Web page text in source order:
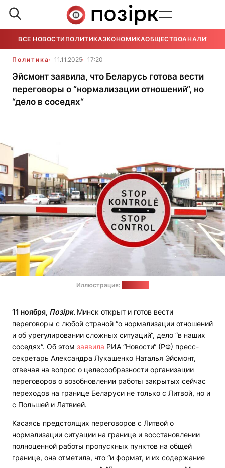
ВСЕ НОВОСТИ ПОЛИТИКАЭКОНОМИКАОБЩЕСТВОАНАЛИТИКА
Политика 11.11.2025 17:20
Эйсмонт заявила, что Беларусь готова вести
переговоры о “нормализации отношений“, но
“дело в соседях“
Иллюстрация:
11 ноября, Позірк. Минск открыт и готов вести
переговоры с любой страной “о нормализации отношений
и об урегулировании сложных ситуаций“, дело “в наших
соседях“. Об этом заявила РИА “Новости“ (РФ) пресс-
секретарь Александра Лукашенко Наталья Эйсмонт,
отвечая на вопрос о целесообразности организации
переговоров о возобновлении работы закрытых сейчас
переходов на границе Беларуси не только с Литвой, но и
с Польшей и Латвией.
Касаясь предстоящих переговоров с Литвой о
нормализации ситуации на границе и восстановлении
полноценной работы пропускных пунктов на общей
границе, она отметила, что “и формат, и их содержание